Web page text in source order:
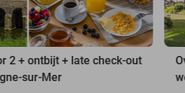
2 + ontbijt + late check-out
sur-Mer